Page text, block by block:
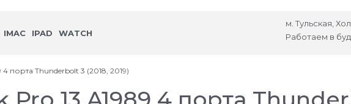
IMAC IPAD WATCH
м. Тульская,
Работаем в
4 порта Thunderbolt 3 (2018, 2019)